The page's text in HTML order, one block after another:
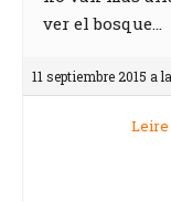
ver el bosque…
11 septiembre 2015 a
Leire